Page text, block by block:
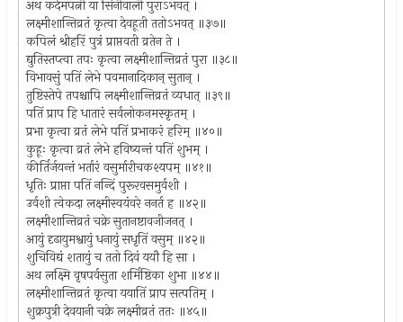
अथ कर्दमपत्नी या सिनीवाली पुराऽभवत् ।
लक्ष्मीशान्तिव्रतं कृत्वा देवहूती ततोऽभवत् ॥३७॥
कपिलं श्रीहरिं पुत्रं प्राप्तवती व्रतेन ते ।
द्युतिस्तप्त्वा तपः कृत्वा लक्ष्मीशान्तिव्रतं पुरा ॥३८॥
विभावसुं पतिं लेभे पवमानादिकान् सुतान् ।
तुष्टिस्तेपे तपश्चापि लक्ष्मीशान्तिव्रतं व्यधात् ॥३९॥
पतिं प्राप हि धातारं सर्वलोकनमस्कृतम् ।
प्रभा कृत्वा व्रतं लेभे पतिं प्रभाकरं हरिम् ॥४०॥
कुहूः कृत्वा व्रतं लेभे हविष्यन्तं पतिं शुभम् ।
कीर्तिर्जयन्तं भर्तारं वसुर्मारीचकश्यपम् ॥४१॥
धृतिः प्राप्ता पतिं नन्दिं पुरूरवसमुर्वशी ।
उर्वशी त्वेकदा लक्ष्मीस्वयंवरे ननर्त ह ॥४२॥
लक्ष्मीशान्तिव्रतं चक्रे सुतानष्टावजीजनत् ।
आयुं दृढायुमश्वायुं धनायुं सधृतिं वसुम् ॥४२॥
शुचिविद्यं शतायुं च ततो दिवं ययौ हि सा ।
अथ लक्ष्मि वृषपर्वसुता शर्मिष्ठिका शुभा ॥४४॥
लक्ष्मीशान्तिव्रतं कृत्वा ययातिं प्राप सत्पतिम् ।
शुक्रपुत्री देवयानी चक्रे लक्ष्मीव्रतं ततः ॥४५॥